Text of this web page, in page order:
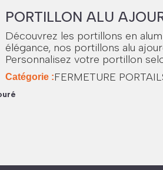
PORTILLON ALU
Découvrez les portillons en
élégance, nos portillons alu
Personnalisez votre portillon
Catégorie :FERMETURE